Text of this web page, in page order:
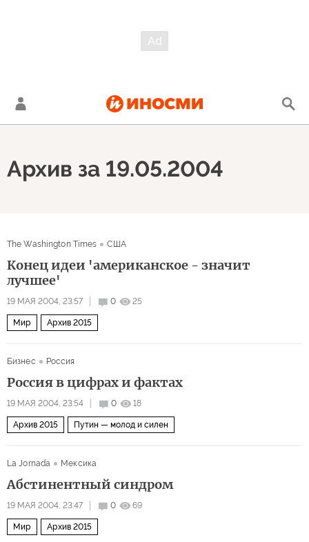
Архив за 19.05.2004
The Washington Times США
Конец идеи 'американское - значит
лучшее'
19 МАЯ 2004, 23:57 0 25
Мир Архив 2015
Бизнес Россия
Россия в цифрах и фактах
19 МАЯ 2004, 23:54 0 18
Архив 2015 Путин — молод и силен
La Jornada Мексика
Абстинентный синдром
19 МАЯ 2004, 23:47 0 69
Мир Архив 2015